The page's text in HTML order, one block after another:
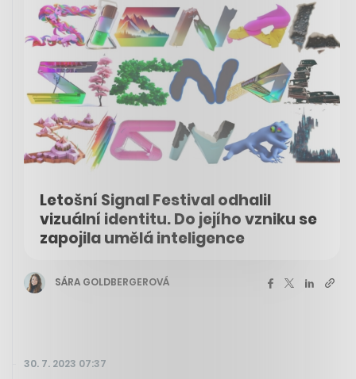
Letošní Signal Festival odhalil
vizuální identitu. Do jejího vzniku se
zapojila umělá inteligence
SÁRA GOLDBERGEROVÁ
30. 7. 2023 07:37